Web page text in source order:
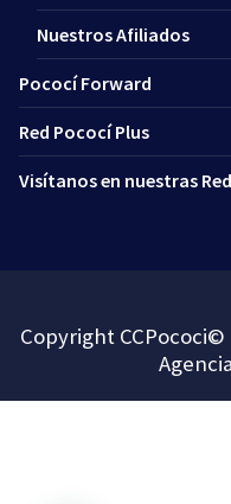
Nuestros Afiliados
Pococí Forward
Red Pococí Plus
Visítanos en nuestras
Copyright CCPococi©